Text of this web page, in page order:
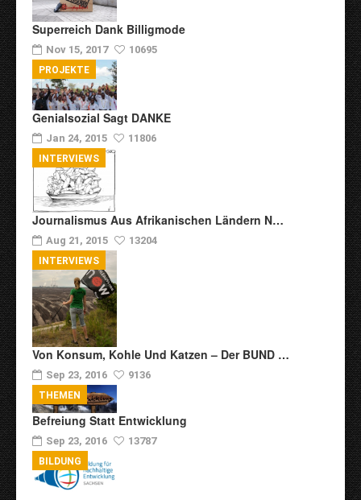
Superreich Dank Billigmode
Nov 15, 2017 10695
Genialsozial Sagt DANKE
Jan 24, 2015 11806
PROJEKTE
Journalismus Aus Afrikanischen Ländern N…
Aug 21, 2015 13204
INTERVIEWS
Von Konsum, Kohle Und Katzen – Der BUND …
Sep 23, 2016 9136
INTERVIEWS
Befreiung Statt Entwicklung
Sep 23, 2016 13787
THEMEN
BILDUNG